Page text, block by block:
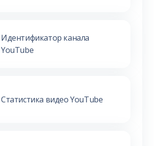
Идентификатор канала
YouTube
Статистика видео YouTube